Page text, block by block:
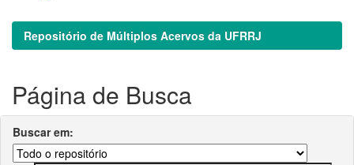
Repositório de Múltiplos Acervos da UFRRJ
Página de Busca
Buscar em: